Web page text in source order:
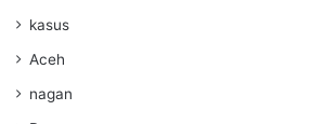
kasus
Aceh
nagan